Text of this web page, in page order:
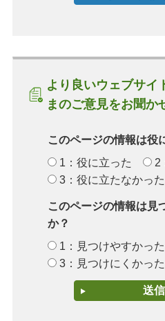
より良いウェブサイ
まのご意見をお聞か
このページの情報は役
1：役に立った
2
3：役に立たなかった
このページの情報は見
か？
1：見つけやすかった
3：見つけにくかった